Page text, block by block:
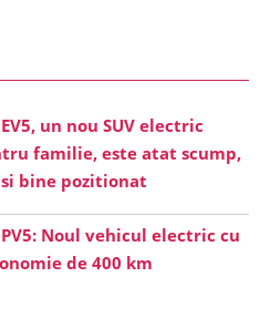
un nou SUV electric
familie, este atat scump,
bine pozitionat
Noul vehicul electric cu
de 400 km